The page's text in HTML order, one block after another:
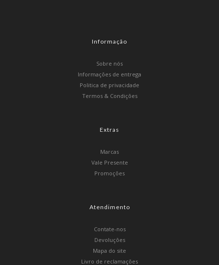
Informação
Sobre nós
Informações de entrega
Politica de privacidade
Termos & Condições
Extras
Marcas
Vale Presente
Promoções
Atendimento
Contate-nos
Devoluções
Mapa do site
Livro de reclamações